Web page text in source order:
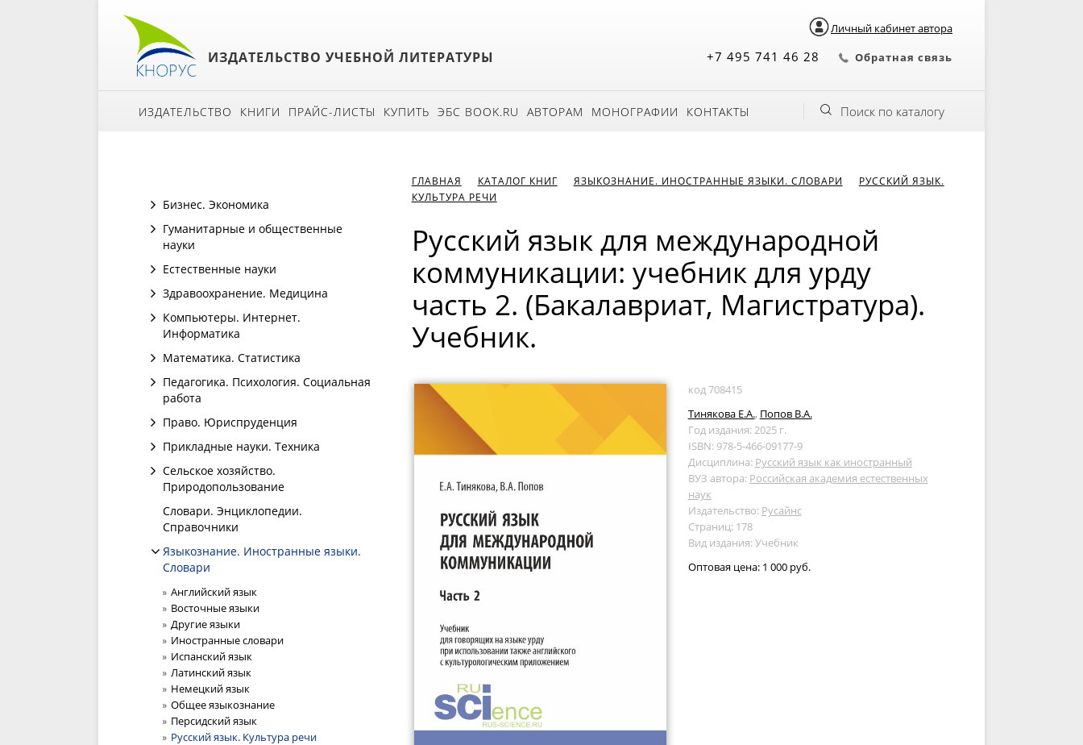
Личный кабинет автора
ИЗДАТЕЛЬСТВО УЧЕБНОЙ ЛИТЕРАТУРЫ +7 495 741 46 28 Обратная связь
ИЗДАТЕЛЬСТВО КНИГИ ПРАЙС-ЛИСТЫ КУПИТЬ ЭБС BOOK.RU АВТОРАМ МОНОГРАФИИ КОНТАКТЫ Поиск по каталогу
Бизнес. Экономика
Гуманитарные и общественные
науки
Естественные науки
Здравоохранение. Медицина
Компьютеры. Интернет.
Информатика
Математика. Статистика
Педагогика. Психология. Социальная
работа
Право. Юриспруденция
Прикладные науки. Техника
Сельское хозяйство.
Природопользование
Словари. Энциклопедии.
Справочники
Языкознание. Иностранные языки.
Словари
Английский язык
Восточные языки
Другие языки
Иностранные словари
Испанский язык
Латинский язык
Немецкий язык
Общее языкознание
Персидский язык
Русский язык. Культура речи
ГЛАВНАЯ КАТАЛОГ КНИГ ЯЗЫКОЗНАНИЕ. ИНОСТРАННЫЕ ЯЗЫКИ. СЛОВАРИ
РУССКИЙ ЯЗЫК.
КУЛЬТУРА РЕЧИ
Русский язык для международной
коммуникации: учебник для урду
часть 2. (Бакалавриат, Магистратура).
Учебник.
код 708415
Тинякова Е.А., Попов В.А.
Год издания: 2025 г.
ISBN: 978-5-466-09177-9
Дисциплина: Русский язык как иностранный
ВУЗ автора: Российская академия естественных
наук
Издательство: Русайнс
Страниц: 178
Вид издания: Учебник
Оптовая цена: 1 000 руб.